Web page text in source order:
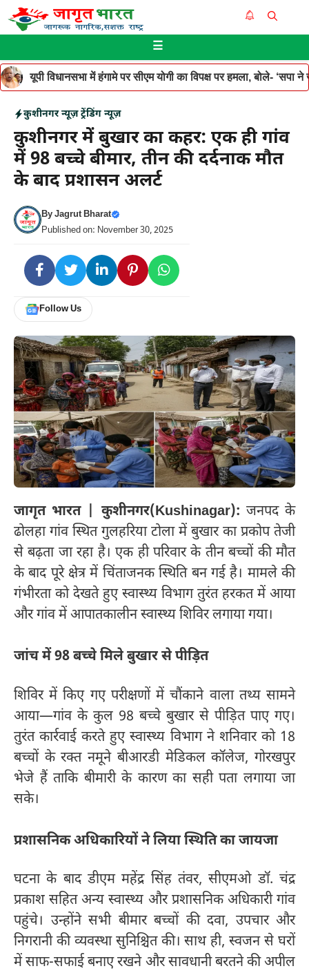
Skip
to
☰
यूपी विधानसभा में हंगामे पर सीएम योगी का विपक्ष पर हमला, बोले- ‘सपा ने
कुशीनगर न्यूज़ ट्रेंडिंग न्यूज़
कुशीनगर में बुखार का कहर: एक ही गांव
में 98 बच्चे बीमार, तीन की दर्दनाक मौत
के बाद प्रशासन अलर्ट
ByJagrut Bharat
Published on: November 30, 2025
Follow Us
जागृत भारत | कुशीनगर(Kushinagar): जनपद के
ढोलहा गांव स्थित गुलहरिया टोला में बुखार का प्रकोप तेजी
से बढ़ता जा रहा है। एक ही परिवार के तीन बच्चों की मौत
के बाद पूरे क्षेत्र में चिंताजनक स्थिति बन गई है। मामले की
गंभीरता को देखते हुए स्वास्थ्य विभाग तुरंत हरकत में आया
और गांव में आपातकालीन स्वास्थ्य शिविर लगाया गया।
जांच में 98 बच्चे मिले बुखार से पीड़ित
शिविर में किए गए परीक्षणों में चौंकाने वाला तथ्य सामने
आया—गांव के कुल 98 बच्चे बुखार से पीड़ित पाए गए।
तुरंत कार्रवाई करते हुए स्वास्थ्य विभाग ने शनिवार को 18
बच्चों के रक्त नमूने बीआरडी मेडिकल कॉलेज, गोरखपुर
भेजे हैं ताकि बीमारी के कारण का सही पता लगाया जा
सके।
प्रशासनिक अधिकारियों ने लिया स्थिति का जायजा
घटना के बाद डीएम महेंद्र सिंह तंवर, सीएमओ डॉ. चंद्र
प्रकाश सहित अन्य स्वास्थ्य और प्रशासनिक अधिकारी गांव
पहुंचे। उन्होंने सभी बीमार बच्चों की दवा, उपचार और
निगरानी की व्यवस्था सुनिश्चित की। साथ ही, स्वजन से घरों
में साफ-सफाई बनाए रखने और सावधानी बरतने की अपील